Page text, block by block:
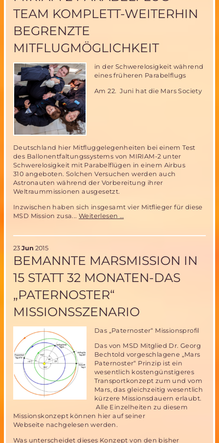
TEAM KOMPLETT-WEITERHIN
BEGRENZTE
MITFLUGMÖGLICHKEIT
in der Schwerelosigkeit während
eines früheren Parabelflugs
Am 22. Juni hat die Mars Society
Deutschland hier Mitfluggelegenheiten bei einem Test
des Ballonentfaltungssystems von MIRIAM-2 unter
Schwerelosigkeit mit Parabelflügen in einem Airbus
310 angeboten. Solchen Versuchen werden auch
Astronauten während der Vorbereitung ihrer
Weltraummissionen ausgesetzt.
Inzwischen haben sich insgesamt vier Mitflieger für diese
MSD Mission zusa...Weiterlesen …
weiterhin
Mitflugmöglichkeit
23 Jun 2015
BEMANNTE MARSMISSION IN
15 STATT 32 MONATEN-DAS
„PATERNOSTER“
MISSIONSSZENARIO
Das „Paternoster“ Missionsprofil
Das von MSD Mitglied Dr. Georg
Bechtold vorgeschlagene „Mars
Paternoster“ Prinzip ist ein
wesentlich kostengünstigeres
Transportkonzept zum und vom
Mars, das gleichzeitig wesentlich
kürzere Missionsdauern erlaubt.
Alle Einzelheiten zu diesem
Missionskonzept können hier auf seiner
Webseite nachgelesen werden.
Was unterscheidet dieses Konzept von den bisher